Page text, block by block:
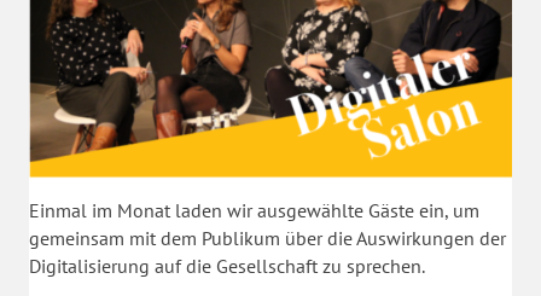
Einmal im Monat laden wir ausgewählte Gäste ein, um
gemeinsam mit dem Publikum über die Auswirkungen der
Digitalisierung auf die Gesellschaft zu sprechen.